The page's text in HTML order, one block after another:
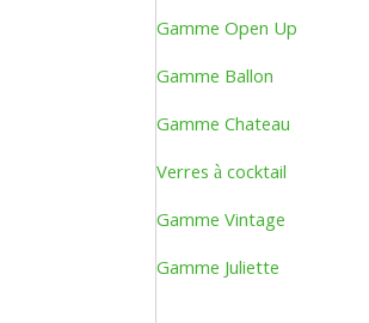
Gamme Open Up
Gamme Ballon
Gamme Chateau
Verres à cocktail
Gamme Vintage
Gamme Juliette